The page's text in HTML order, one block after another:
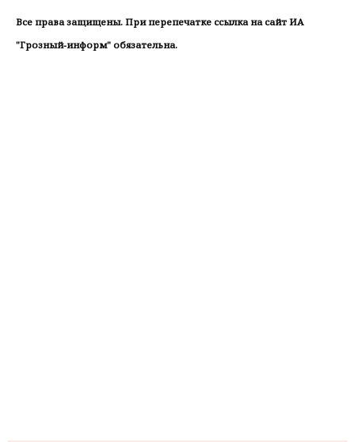
Все права защищены. При перепечатке ссылка на сайт ИА
"Грозный-информ" обязательна.